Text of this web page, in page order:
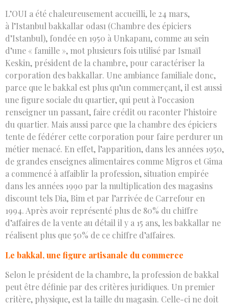
L’OUI a été chaleureusement accueilli, le 24 mars,
à l’Istanbul bakkallar odası (Chambre des épiciers
d’Istanbul), fondée en 1950 à Unkapanı, comme au sein
d’une « famille », mot plusieurs fois utilisé par Ismaïl
Keskin, président de la chambre, pour caractériser la
corporation des bakkallar. Une ambiance familiale donc,
parce que le bakkal est plus qu’un commerçant, il est aussi
une figure sociale du quartier, qui peut à l’occasion
renseigner un passant, faire crédit ou raconter l’histoire
du quartier. Mais aussi parce que la chambre des épiciers
tente de fédérer cette corporation pour faire perdurer un
métier menacé. En effet, l’apparition, dans les années 1950,
de grandes enseignes alimentaires comme Migros et Gima
a commencé à affaiblir la profession, situation empirée
dans les années 1990 par la multiplication des magasins
discount tels Dia, Bim et par l’arrivée de Carrefour en
1994. Après avoir représenté plus de 80% du chiffre
d’affaires de la vente au détail il y a 15 ans, les bakkallar ne
réalisent plus que 50% de ce chiffre d’affaires.
Le bakkal, une figure artisanale du commerce
Selon le président de la chambre, la profession de bakkal
peut être définie par des critères juridiques. Un premier
critère, physique, est la taille du magasin. Celle-ci ne doit